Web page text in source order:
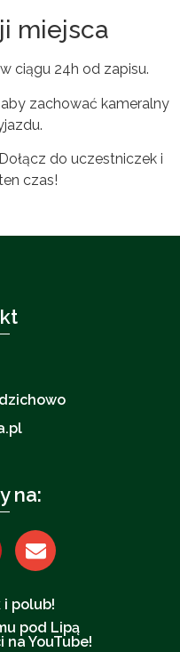
miejsca
ciągu 24h od zapisu.
zachować kameralny
do uczestniczek i
czas!
na:
i polub!
pod Lipą
na YouTube!